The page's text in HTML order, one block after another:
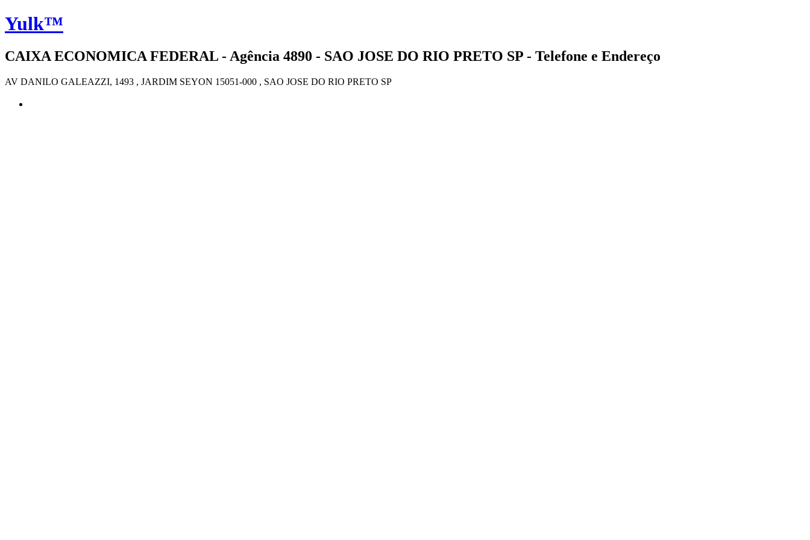
Yulk™
CAIXA ECONOMICA FEDERAL - Agência 4890 - SAO JOSE DO RIO PRETO SP - Telefone e Endereço
AV DANILO GALEAZZI, 1493 , JARDIM SEYON 15051-000 , SAO JOSE DO RIO PRETO SP